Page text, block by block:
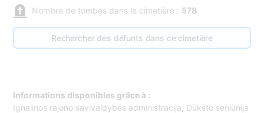
Nombre de tombes dans le cimetière : 578
Rechercher des défunts dans ce cimetière
Informations disponibles grâce à :
Ignalinos rajono savivaldybės administracija, Dūkšto seniūnija